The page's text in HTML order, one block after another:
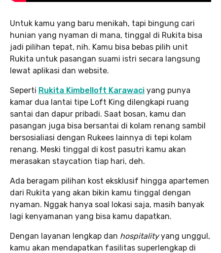
Untuk kamu yang baru menikah, tapi bingung cari
hunian yang nyaman di mana, tinggal di Rukita bisa
jadi pilihan tepat, nih. Kamu bisa bebas pilih unit
Rukita untuk pasangan suami istri secara langsung
lewat aplikasi dan website.
Seperti Rukita Kimbelloft Karawaci yang punya
kamar dua lantai tipe Loft King dilengkapi ruang
santai dan dapur pribadi. Saat bosan, kamu dan
pasangan juga bisa bersantai di kolam renang sambil
bersosialiasi dengan Rukees lainnya di tepi kolam
renang. Meski tinggal di kost pasutri kamu akan
merasakan staycation tiap hari, deh.
Ada beragam pilihan kost eksklusif hingga apartemen
dari Rukita yang akan bikin kamu tinggal dengan
nyaman. Nggak hanya soal lokasi saja, masih banyak
lagi kenyamanan yang bisa kamu dapatkan.
Dengan layanan lengkap dan hospitalityyang unggul,
kamu akan mendapatkan fasilitas superlengkap di